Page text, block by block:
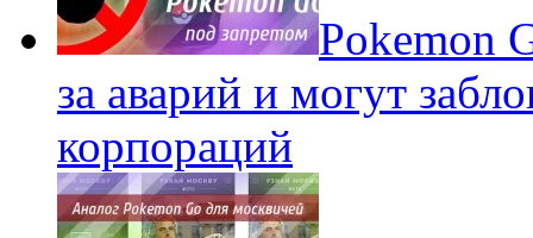
Pokеmon
за аварий и могут
корпораций